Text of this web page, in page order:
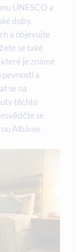
UNESCO a
doby.
a⁢ objevujte
se také
je známé
a
‌se na⁤
těchto
se
Albánie